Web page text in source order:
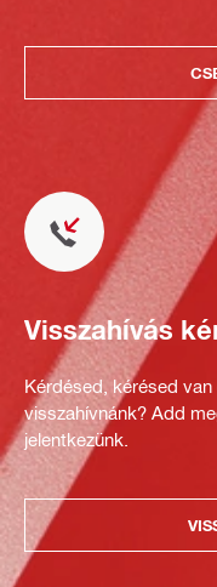
Visszahívás
Kérdésed, kérésed
visszahívnánk? Add
jelentkezünk.